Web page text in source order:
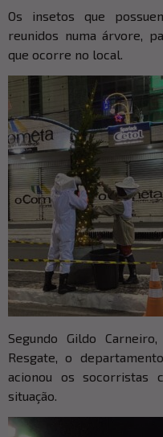
Os insetos que
reunidos numa árvore,
que ocorre no local.
Segundo Gildo
Resgate, o
acionou os socorristas
situação.
Tocador